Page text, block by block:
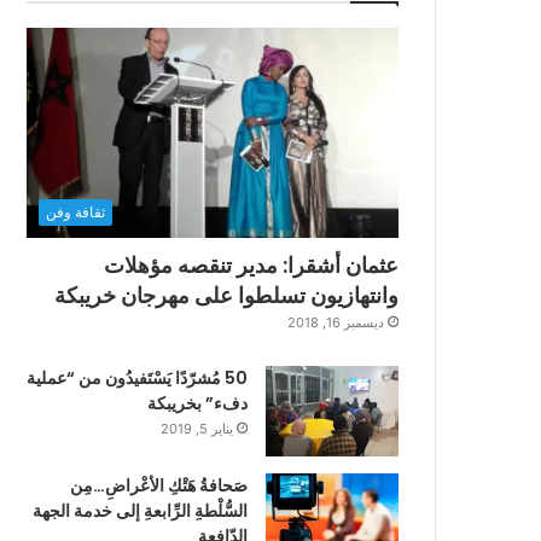
ثقافة وفن
عثمان أشقرا: مدير تنقصه مؤهلات
وانتهازيون تسلطوا على مهرجان خريبكة
ديسمبر 16, 2018
50 مُشرّدًا يَسْتَفيدُون من “عملية
دفء” بخريبكة
يناير 5, 2019
صَحافةُ هَتْكِ الأعْراضِ…مِن
السُّلْطةِ الرِّابعةِ إلى خدمة الجهة
الدّافعةِ